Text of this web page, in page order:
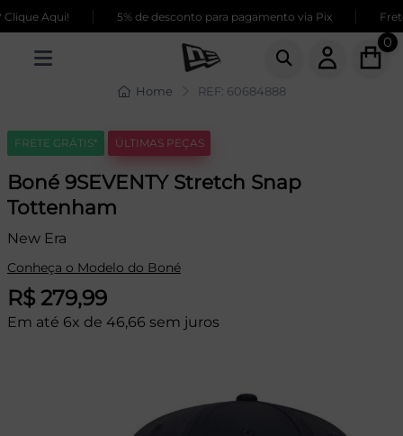
Aqui! 5% de desconto para pagamento via Pix
0
Home REF: 60684888
FRETE GRÁTIS* ÚLTIMAS PEÇAS
Boné 9SEVENTY Stretch Snap
Tottenham
New Era
Conheça o Modelo do Boné
R$ 279,99
Em até 6x de 46,66 sem juros